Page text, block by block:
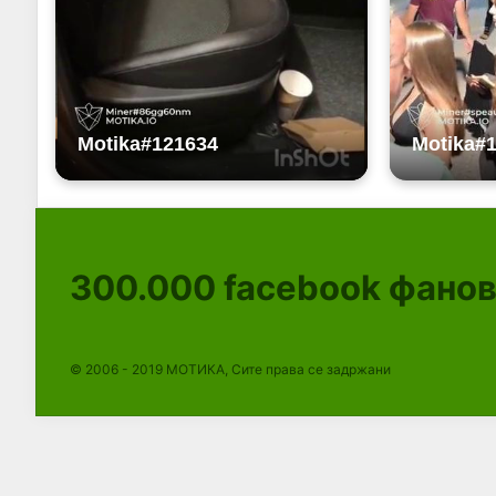
300.000 facebook
© 2006 - 2019 МОТИКА, Сите права се задржани